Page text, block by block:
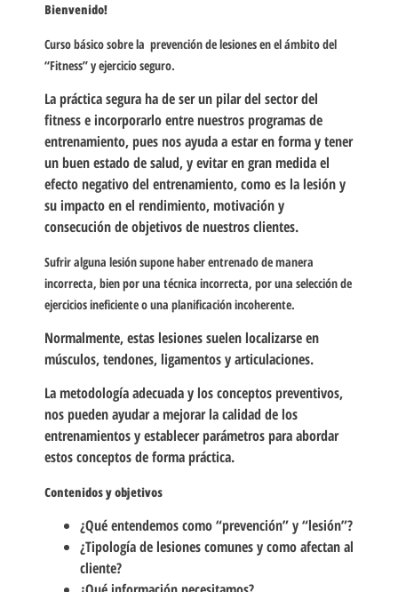
Bienvenido!
Curso básico sobre la prevención de lesiones en el ámbito del
“Fitness” y ejercicio seguro.
La práctica segura ha de ser un pilar del sector del
fitness e incorporarlo entre nuestros programas de
entrenamiento, pues nos ayuda a estar en forma y tener
un buen estado de salud, y evitar en gran medida el
efecto negativo del entrenamiento, como es la lesión y
su impacto en el rendimiento, motivación y
consecución de objetivos de nuestros clientes.
Sufrir alguna lesión supone haber entrenado de manera
incorrecta, bien por una técnica incorrecta, por una selección de
ejercicios ineficiente o una planificación incoherente.
Normalmente, estas lesiones suelen localizarse en
músculos, tendones, ligamentos y articulaciones.
La metodología adecuada y los conceptos preventivos,
nos pueden ayudar a mejorar la calidad de los
entrenamientos y establecer parámetros para abordar
estos conceptos de forma práctica.
Contenidos y objetivos
¿Qué entendemos como “prevención” y “lesión”?
¿Tipología de lesiones comunes y como afectan al
cliente?